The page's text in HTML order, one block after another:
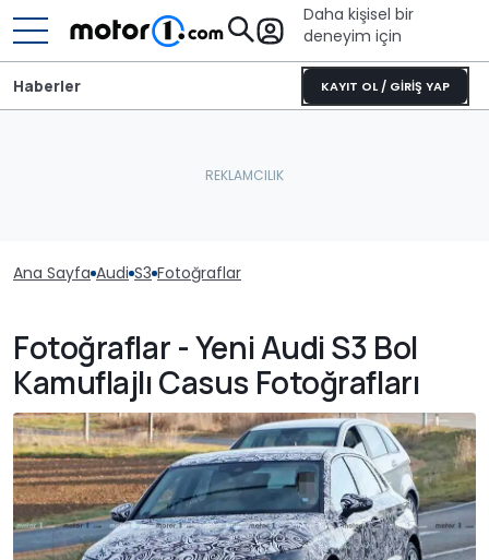
Daha kişisel bir
deneyim için
KAYIT OL / GİRİŞ YAP
Haberler
Ana Sayfa Audi S3 Fotoğraflar
Fotoğraflar - Yeni Audi S3 Bol
Kamuflajlı Casus Fotoğrafları